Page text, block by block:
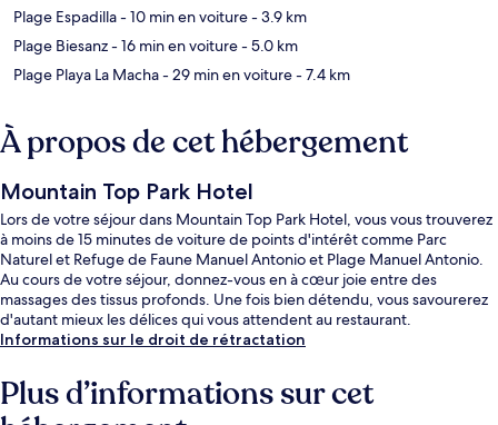
Plage Espadilla- 10 min en voiture- 3.9 km
Plage Biesanz- 16 min en voiture- 5.0 km
Plage Playa La Macha- 29 min en voiture- 7.4 km
À propos de cet hébergement
Mountain Top Park Hotel
Lors de votre séjour dans Mountain Top Park Hotel, vous vous trouverez
à moins de 15 minutes de voiture de points d'intérêt comme Parc
Naturel et Refuge de Faune Manuel Antonio et Plage Manuel Antonio.
Au cours de votre séjour, donnez-vous en à cœur joie entre des
massages des tissus profonds. Une fois bien détendu, vous savourerez
d'autant mieux les délices qui vous attendent au restaurant.
Informations sur le droit de rétractation
Plus d’informations sur cet